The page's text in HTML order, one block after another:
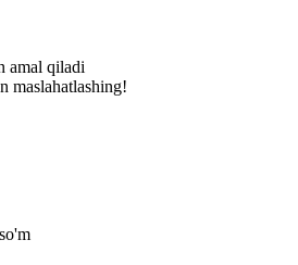
amal qiladi
maslahatlashing!